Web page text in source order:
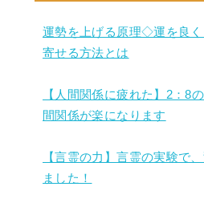
運勢を上げる原理◇運を良く
寄せる方法とは
【人間関係に疲れた】2：8
間関係が楽になります
【言霊の力】言霊の実験で
ました！